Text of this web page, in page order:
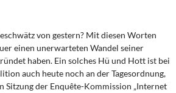
und Daseinsvorsorge
von gestern? Mit diesen Worten
einen unerwarteten Wandel seiner
haben. Ein solches Hü und Hott ist bei
auch heute noch an der Tagesordnung,
Sitzung der Enquête-Kommission „Internet